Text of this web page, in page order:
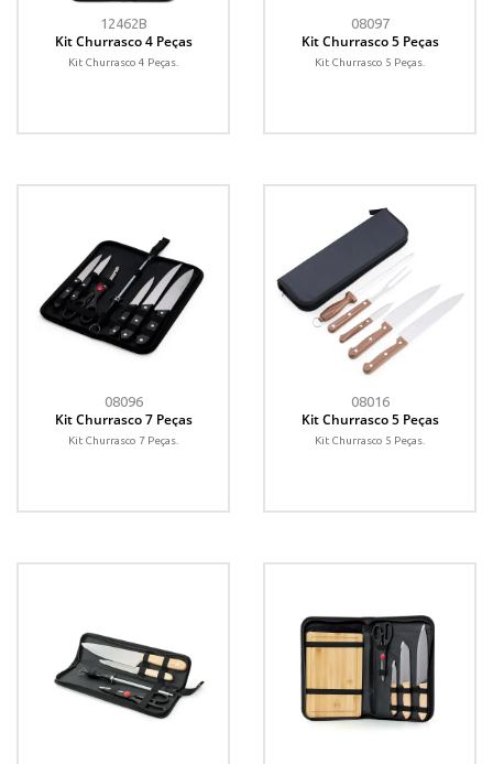
12462B
Kit Churrasco 4 Peças
Kit Churrasco 4 Peças.
08097
Kit Churrasco 5 Peças
Kit Churrasco 5 Peças.
08096
Kit Churrasco 7 Peças
Kit Churrasco 7 Peças.
08016
Kit Churrasco 5 Peças
Kit Churrasco 5 Peças.